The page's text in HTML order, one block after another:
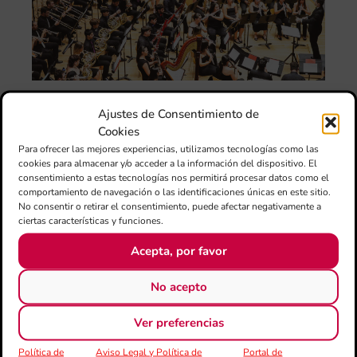
Ajustes de Consentimiento de
Cookies
Para ofrecer las mejores experiencias, utilizamos tecnologías como las
cookies para almacenar y/o acceder a la información del dispositivo. El
consentimiento a estas tecnologías nos permitirá procesar datos como el
comportamiento de navegación o las identificaciones únicas en este sitio.
No consentir o retirar el consentimiento, puede afectar negativamente a
ciertas características y funciones.
Acepta, por favor
No acepto
Ver preferencias
Política de
Aviso Legal y Política de
Portal de